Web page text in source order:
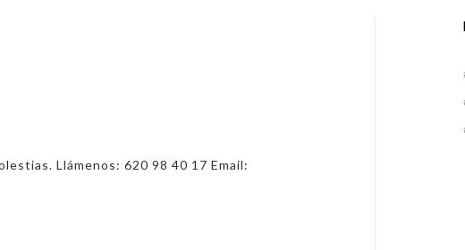
Llámenos: 620 98 40 17 Email: